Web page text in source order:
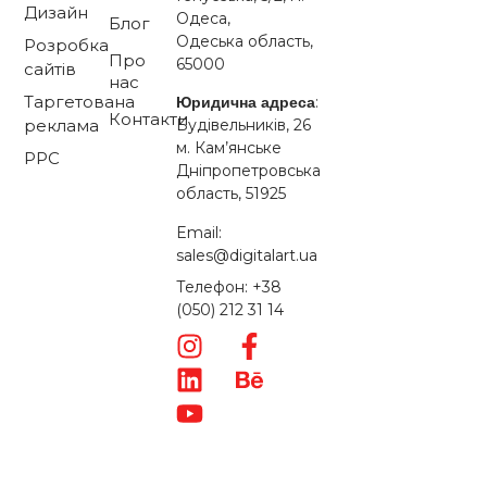
Блог
Про
нас
Контакти
Дизайн
Розробка
сайтів
Таргетована
реклама
PPC
Одеса,
Одеська область,
65000
Юридична адреса:
Будівельників, 26
м. Кам’янське
Дніпропетровська
область, 51925
Email:
sales@digitalart.ua
Телефон: +38
(050) 212 31 14